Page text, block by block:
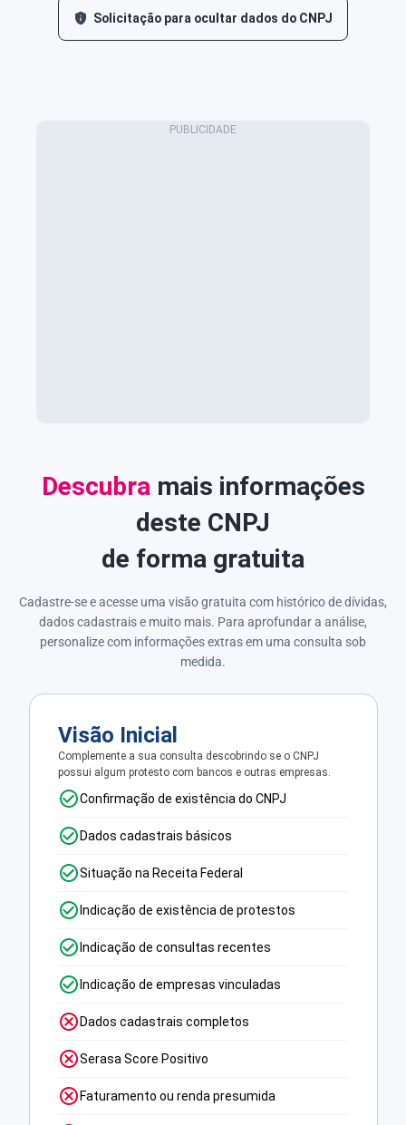
Solicitação para ocultar dados do CNPJ
Descubra mais informações
deste CNPJ
de forma gratuita
Cadastre-se e acesse uma visão gratuita com histórico de dívidas,
dados cadastrais e muito mais. Para aprofundar a análise,
personalize com informações extras em uma consulta sob
medida.
Visão Inicial
Complemente a sua consulta descobrindo se o CNPJ
possui algum protesto com bancos e outras empresas.
Confirmação de existência do CNPJ
Dados cadastrais básicos
Situação na Receita Federal
Indicação de existência de protestos
Indicação de consultas recentes
Indicação de empresas vinculadas
Dados cadastrais completos
Serasa Score Positivo
Faturamento ou renda presumida